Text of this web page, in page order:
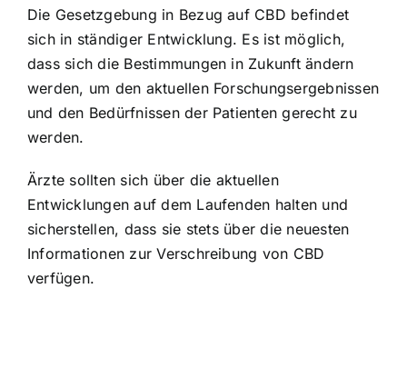
Die Gesetzgebung in Bezug auf CBD befindet
sich in ständiger Entwicklung. Es ist möglich,
dass sich die Bestimmungen in Zukunft ändern
werden, um den aktuellen Forschungsergebnissen
und den Bedürfnissen der Patienten gerecht zu
werden.
Ärzte sollten sich über die aktuellen
Entwicklungen auf dem Laufenden halten und
sicherstellen, dass sie stets über die neuesten
Informationen zur Verschreibung von CBD
verfügen.